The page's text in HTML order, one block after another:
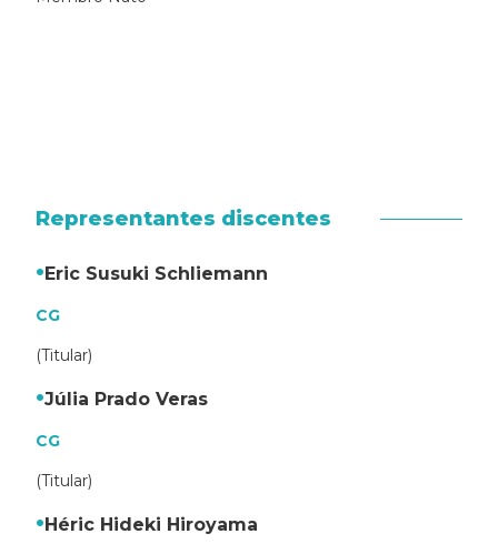
Representantes discentes
Eric Susuki Schliemann
CG
(Titular)
Júlia Prado Veras
CG
(Titular)
Héric Hideki Hiroyama